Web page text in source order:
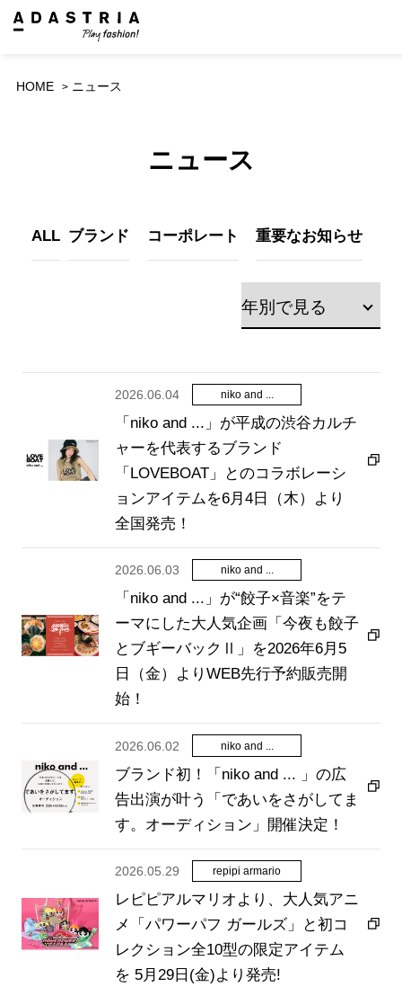
HOME ニュース
ニュース
ALL ブランド コーポレート 重要なお知らせ
「niko and ...」が平成の渋谷カルチ
ャーを代表するブランド
「LOVEBOAT」とのコラボレーシ
ョンアイテムを6月4日（木）より
全国発売！
2026.06.04 niko and ...
「niko and ...」が“餃子×音楽”をテ
ーマにした大人気企画「今夜も餃子
とブギーバックⅡ」を2026年6月5
日（金）よりWEB先行予約販売開
始！
2026.06.03 niko and ...
ブランド初！「niko and ... 」の広
告出演が叶う「であいをさがしてま
す。オーディション」開催決定！
2026.06.02 niko and ...
レピピアルマリオより、大人気アニ
メ「パワーパフ ガールズ」と初コ
レクション全10型の限定アイテム
を 5月29日(金)より発売!
2026.05.29 repipi armario